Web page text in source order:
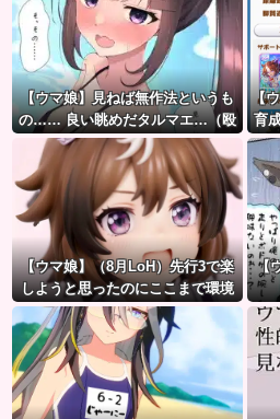
【ウマ娘】見ねば無作法というも
の…… 良い眺めだタルマエ…（殴
【
育
成
【ウマ娘】（8月LoH）先行3で楽
しようと思ったのにここまで環境
が変わるとは思わなかったのだ…
【